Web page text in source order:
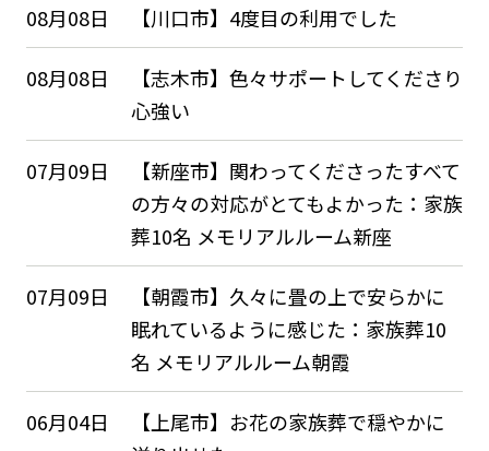
08月08日 【川口市】4度目の利用でした
08月08日
【志木市】色々サポートしてくださり
心強い
07月09日
【新座市】関わってくださったすべて
の方々の対応がとてもよかった：家族
葬10名 メモリアルルーム新座
07月09日
【朝霞市】久々に畳の上で安らかに
眠れているように感じた：家族葬10
名 メモリアルルーム朝霞
06月04日
【上尾市】お花の家族葬で穏やかに